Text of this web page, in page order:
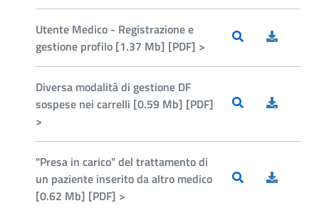
Utente Medico - Registrazione e
gestione profilo [1.37 Mb] [PDF] >
Diversa modalità di gestione DF
sospese nei carrelli [0.59 Mb] [PDF]
>
"Presa in carico" del trattamento di
un paziente inserito da altro medico
[0.62 Mb] [PDF] >